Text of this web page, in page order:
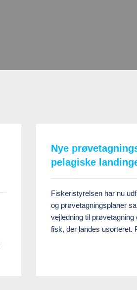
Nye
pelagiske
Fiskeristyrelsen har nu
og prøvetagningsplaner
vejledning til prøvetagning
fisk, der landes usorteret.